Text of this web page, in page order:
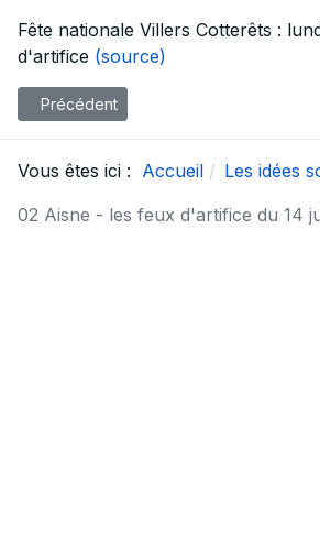
Fête nationale Villers Cotterêts :
d'artifice (source)
Article précédent : 03 Allier- les feux
Précédent
Vous êtes ici : Accueil
Les idées
02 Aisne - les feux d'artifice du 14